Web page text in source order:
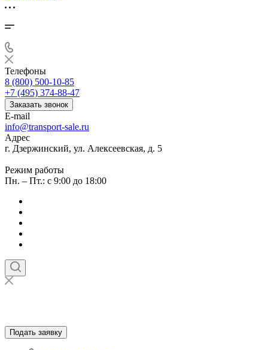
Телефоны
8 (800) 500-10-85
+7 (495) 374-88-47
Заказать звонок
E-mail
info@transport-sale.ru
Адрес
г. Дзержинский, ул. Алексеевская, д. 5
Режим работы
Пн. – Пт.: с 9:00 до 18:00
Подать заявку